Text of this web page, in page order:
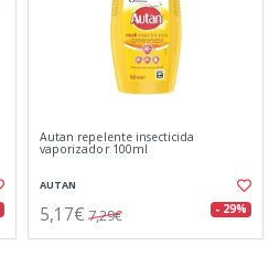
Autan repelente insecticida
vaporizador 100ml
AUTAN
5,17€ 7,29€ - 29%